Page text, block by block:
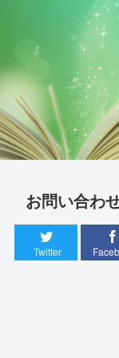
お問い合わ
Twitter